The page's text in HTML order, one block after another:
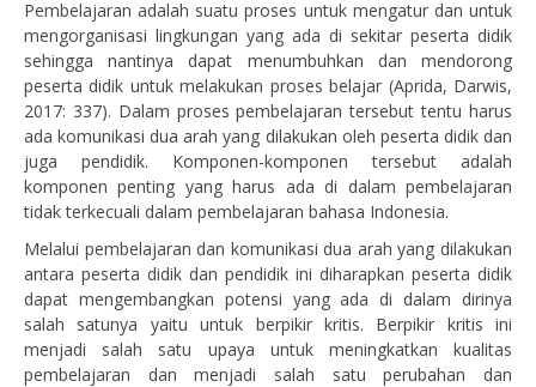
Pembelajaran adalah suatu proses untuk mengatur dan untuk
mengorganisasi lingkungan yang ada di sekitar peserta didik
sehingga nantinya dapat menumbuhkan dan mendorong
peserta didik untuk melakukan proses belajar (Aprida, Darwis,
2017: 337). Dalam proses pembelajaran tersebut tentu harus
ada komunikasi dua arah yang dilakukan oleh peserta didik dan
juga pendidik. Komponen-komponen tersebut adalah
komponen penting yang harus ada di dalam pembelajaran
tidak terkecuali dalam pembelajaran bahasa Indonesia.
Melalui pembelajaran dan komunikasi dua arah yang dilakukan
antara peserta didik dan pendidik ini diharapkan peserta didik
dapat mengembangkan potensi yang ada di dalam dirinya
salah satunya yaitu untuk berpikir kritis. Berpikir kritis ini
menjadi salah satu upaya untuk meningkatkan kualitas
pembelajaran dan menjadi salah satu perubahan dan